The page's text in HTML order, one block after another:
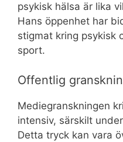
psykisk hälsa är lika
Hans öppenhet har
stigmat kring psykisk
sport.
Offentlig
Mediegranskningen
intensiv, särskilt
Detta tryck kan vara